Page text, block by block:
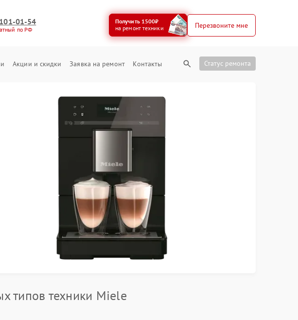
01-54
по РФ
Получить 1500₽
на ремонт техники
Перезвоните мне
Акции и скидки Заявка на ремонт Контакты Статус ремонта
типов техники Miele